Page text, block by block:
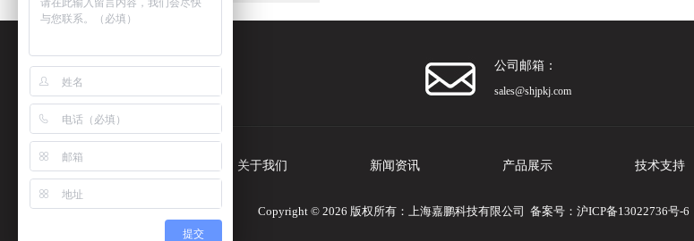
公司电话： 公司邮箱：
sales@shjpkj.com
关于我们 新闻资讯 产品展示 技术支持
Copyright © 2026 版权所有：上海嘉鹏科技有限公司 备案号： 沪ICP备13022736号-6
提交